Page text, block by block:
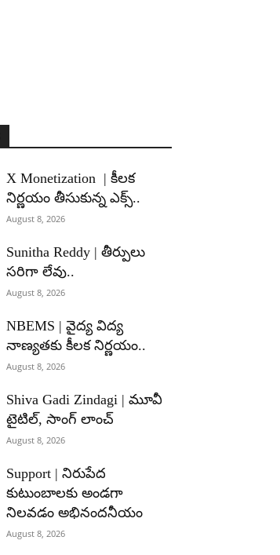
X Monetization | కీలక
నిర్ణయం తీసుకున్న ఎక్స్..
August 8, 2026
Sunitha Reddy | తీర్పులు
సరిగా లేవు..
August 8, 2026
NBEMS | వైద్య విద్య
నాణ్యతకు కీలక నిర్ణయం..
August 8, 2026
Shiva Gadi Zindagi | మూవీ
టైటిల్, సాంగ్ లాంచ్
August 8, 2026
Support | నిరుపేద
కుటుంబాలకు అండగా
నిలవడం అభినందనీయం
August 8, 2026